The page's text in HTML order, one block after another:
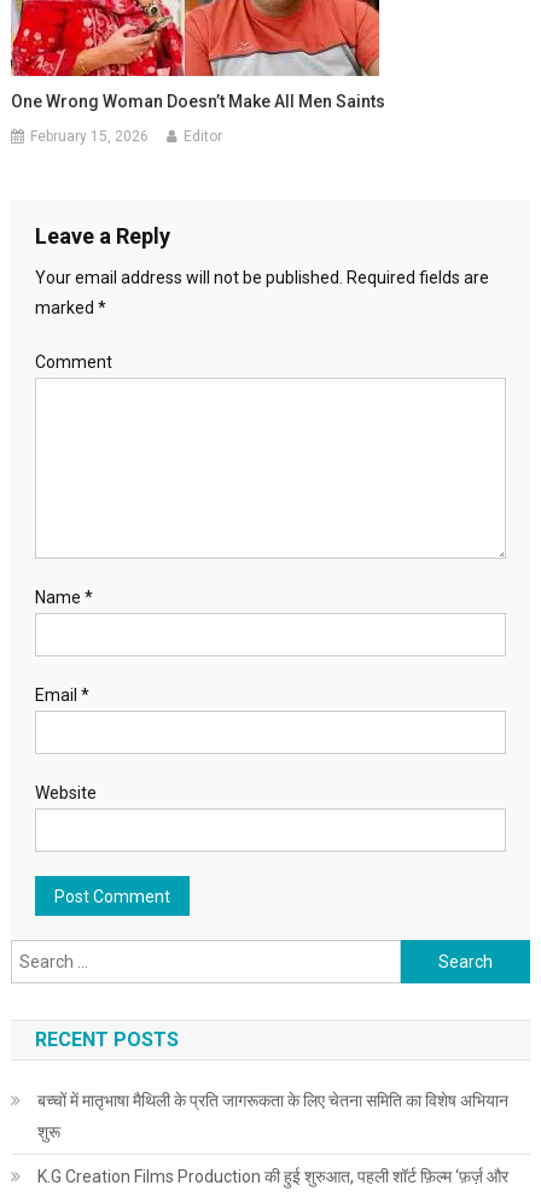
One Wrong Woman Doesn’t Make All Men Saints
February 15, 2026 Editor
Leave a Reply
Your email address will not be published.
Required fields are
marked *
Comment
Name *
Email *
Website
Search for:
RECENT POSTS
बच्चों में मातृभाषा मैथिली के प्रति जागरूकता के लिए चेतना समिति का विशेष अभियान
शुरू
K.G Creation Films Production की हुई शुरुआत, पहली शॉर्ट फ़िल्म ‘फ़र्ज़ और